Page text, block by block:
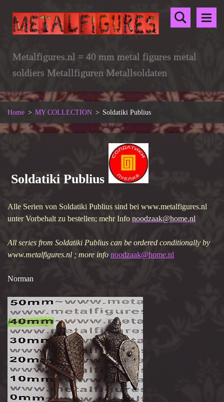
Metalfigures.nl = 40 mm metal figures metal
soldiers Metallfiguren Metallsoldaten
Home > MY COLLECTION > Soldatiki Publius
Soldatiki Publius
Alle Serien von Soldatiki Publius sind bei www.metalfigures.nl
unter Vorbehalt zu bestellen; mehr Info noodzaak@home.nl
All series from Soldatiki Publius can be ordered conditionally by
www.metalfigures.nl ; more info noodzaak@home.nl
Norman